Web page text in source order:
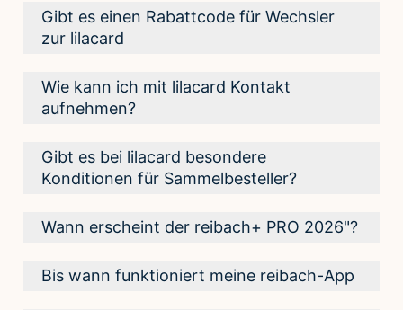
Gibt es einen Rabattcode für Wechsler
zur lilacard
Ja, mit dem Code DKRLC30!“ erhälst due 30 % oder
15 € Rabatt auf die lilacard.
Wie kann ich mit lilacard Kontakt
aufnehmen?
Kontakt zu lilacard über +49 511 60497838 oder per
eMail an info@lilacard.de
Gibt es bei lilacard besondere
Konditionen für Sammelbesteller?
ja, nimm Kontakt mit dem Vertrieb von lilacard auf.
eMail an info@lilacard.de
Wann erscheint der reibach+ PRO 2026"?
Bis wann funktioniert meine reibach-App